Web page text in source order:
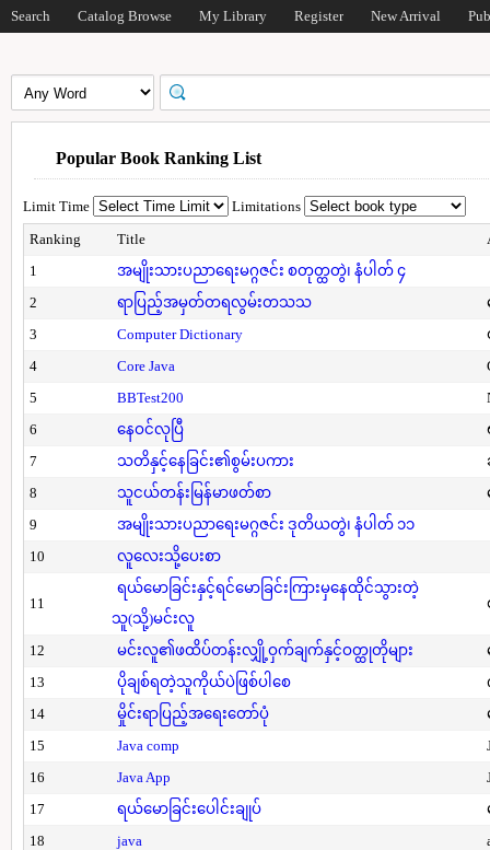
Search Catalog Browse My Library Register New Arrival
Popular Book Ranking List
Limit Time
Limitations
Ranking
Title
1
အမျိုးသားပညာရေးမဂ္ဂဇင်း စတုတ္ထတွဲ၊ နံပါတ် ၄
2
ရာပြည့်အမှတ်တရလွမ်းတသသ
3
Computer Dictionary
4
Core Java
5
BBTest200
6
နေဝင်လုပြီ
7
သတိနှင့်နေခြင်း၏စွမ်းပကား
8
သူငယ်တန်းမြန်မာဖတ်စာ
9
အမျိုးသားပညာရေးမဂ္ဂဇင်း ဒုတိယတွဲ၊ နံပါတ် ၁၁
10
လူလေးသို့ပေးစာ
11
ရယ်မောခြင်းနှင့်ရင်မောခြင်းကြားမှနေထိုင်သွားတဲ့
သူ(သို့)မင်းလူ
12 မင်းလူ၏ဖထိပ်တန်းလျှို့ဝှက်ချက်နှင့်ဝတ္ထုတိုများ
13
ပိုချစ်ရတဲ့သူကိုယ်ပဲဖြစ်ပါစေ
14
မှိုင်းရာပြည့်အရေးတော်ပုံ
15
Java comp
16
Java App
17
ရယ်မောခြင်းပေါင်းချုပ်
18
java